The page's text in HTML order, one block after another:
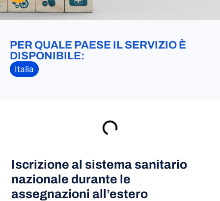
PER QUALE PAESE IL SERVIZIO È
DISPONIBILE:
Italia
Iscrizione al sistema sanitario
nazionale durante le
assegnazioni all’estero